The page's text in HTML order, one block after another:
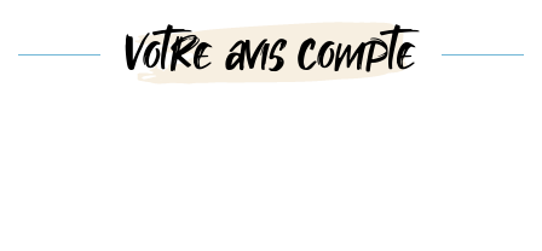
Votre avis compte